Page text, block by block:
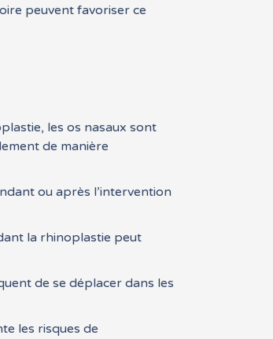
peuvent favoriser ce
les os nasaux sont
de manière
ou après l’intervention
la rhinoplastie peut
de se déplacer dans les
les risques de